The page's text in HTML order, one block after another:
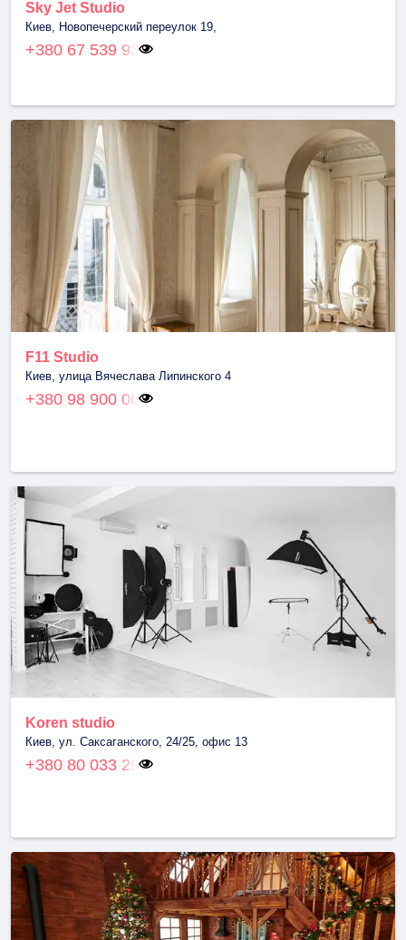
Sky Jet Studio
Киев, Новопечерский переулок 19,
+380 67 539 93
F11 Studio
Киев, улица Вячеслава Липинского 4
+380 98 900 06
Koren studio
Киев, ул. Саксаганского, 24/25, офис 13
+380 80 033 29